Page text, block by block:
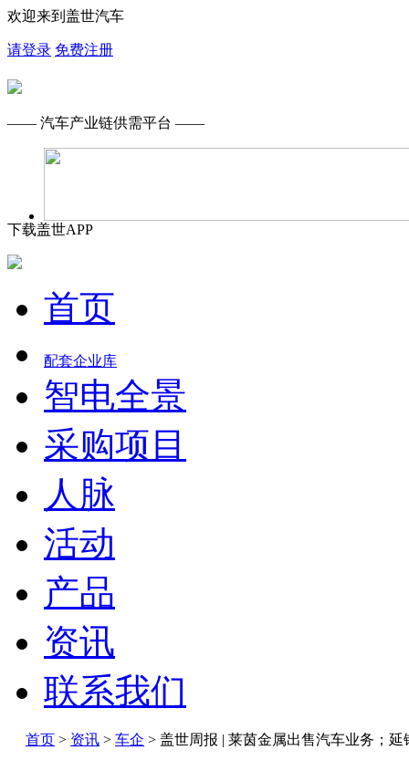
欢迎来到盖世汽车
请登录 免费注册
—— 汽车产业链供需平台 ——
下载盖世APP
首页
配套企业库
智电全景
采购项目
人脉
活动
产品
资讯
联系我们
首页 > 资讯 > 车企 > 盖世周报 | 莱茵金属出售汽车业务；延